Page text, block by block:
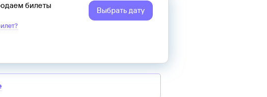
билеты
Выбрать дату